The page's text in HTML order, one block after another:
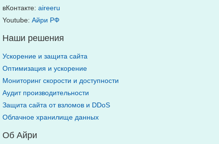
вКонтакте: aireeru
Youtube: Айри РФ
Наши решения
Ускорение и защита сайта
Оптимизация и ускорение
Мониторинг скорости и доступности
Аудит производительности
Защита сайта от взломов и DDoS
Облачное хранилище данных
Об Айри